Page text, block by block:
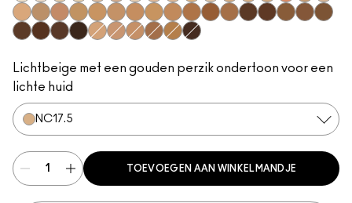
NC5​NW5​NC10​NC11​NW10​NW11​NC11.5​
NW13​NC14.5​
NC15​N12​NC17​NC17.5​
NC20​NW18​NC25​N18​
NW20​
NC27​NW25​NC30​NC35​NC37​NC40​NC42​NC44​
NW43​NW45​
Lichtbeige met een gouden perzik ondertoon voor een
lichte huid
NC17.5​
TOEVOEGEN AAN WINKELMANDJE